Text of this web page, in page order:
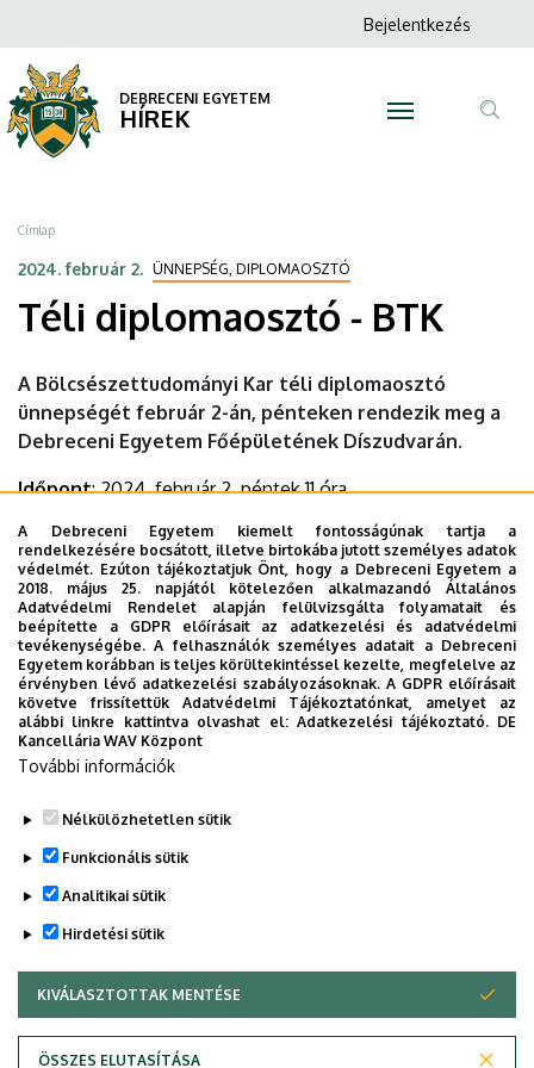
diplomaosztó
-
BTK
DEBRECENI
EGYETEM
a
tartalomra
Anonim
menüje
Bejelentkezés
DEBRECENI EGYETEM
HÍREK
Morzsa
Címlap
2024. február 2. ÜNNEPSÉG, DIPLOMAOSZTÓ
Téli diplomaosztó - BTK
A Bölcsészettudományi Kar téli diplomaosztó
ünnepségét február 2-án, pénteken rendezik meg a
Debreceni Egyetem Főépületének Díszudvarán.
Időpont: 2024. február 2. péntek 11 óra
Helyszín: Debreceni Egyetem Főépület, Díszudvar
(Debrecen, Egyetem tér 1.)
A rendezvényt idén is élőben közvetíti a Debreceni
Egyetem Multimédia és E-learning Technikai Központja.
A program online elérhető a
https://youtube.com/live/nOYaGO7zdls?feature=share
linken.
A Debreceni Egyetem kiemelt fontosságúnak tartja a
rendelkezésére bocsátott, illetve birtokába jutott személyes adatok
védelmét. Ezúton tájékoztatjuk Önt, hogy a Debreceni Egyetem a
2018. május 25. napjától kötelezően alkalmazandó Általános
Adatvédelmi Rendelet alapján felülvizsgálta folyamatait és
beépítette a GDPR előírásait az adatkezelési és adatvédelmi
tevékenységébe. A felhasználók személyes adatait a Debreceni
Egyetem korábban is teljes körültekintéssel kezelte, megfelelve az
érvényben lévő adatkezelési szabályozásoknak. A GDPR előírásait
követve frissítettük Adatvédelmi Tájékoztatónkat, amelyet az
alábbi linkre kattintva olvashat el:Adatkezelési tájékoztató. DE
Kancellária WAV Központ
További információk
Nélkülözhetetlen sütik
Funkcionális sütik
Analitikai sütik
Hirdetési sütik
KIVÁLASZTOTTAK MENTÉSE
ÖSSZES ELUTASÍTÁSA
WITHDRAW CONSENT